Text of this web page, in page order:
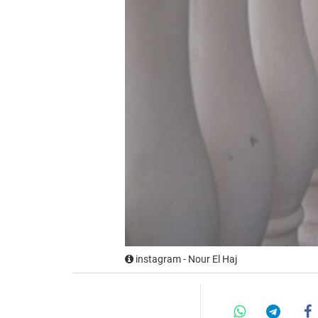
instagram - Nour El Haj